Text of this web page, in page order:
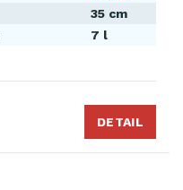
35 cm
7 l
DETAIL